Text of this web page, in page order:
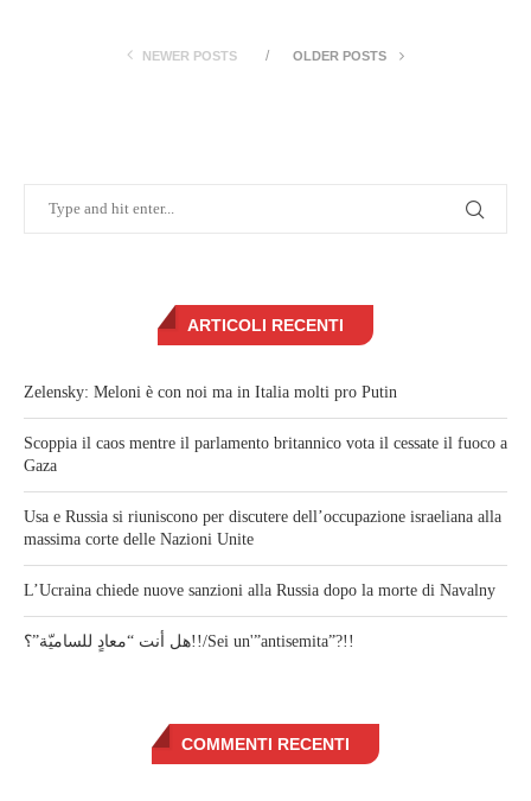
NEWER POSTS OLDER POSTS
ARTICOLI RECENTI
Zelensky: Meloni è con noi ma in Italia molti pro Putin
Scoppia il caos mentre il parlamento britannico vota il cessate il fuoco a
Gaza
Usa e Russia si riuniscono per discutere dell’occupazione israeliana alla
massima corte delle Nazioni Unite
L’Ucraina chiede nuove sanzioni alla Russia dopo la morte di Navalny
هل أنت “معادٍ للساميّة”؟!!/Sei un'”antisemita”?!!
COMMENTI RECENTI